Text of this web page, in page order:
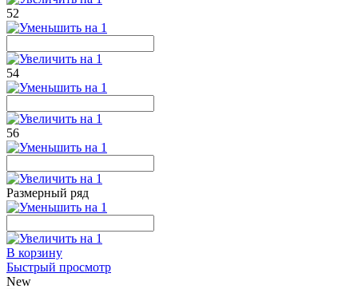
52
54
56
Размерный ряд
В корзину
Быстрый просмотр
New